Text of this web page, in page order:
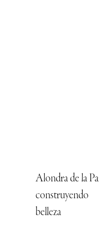
Alondra de la
construyendo
belleza